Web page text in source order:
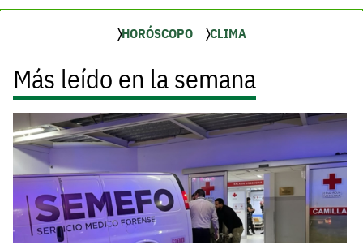
HORÓSCOPO CLIMA
Más leído en la semana